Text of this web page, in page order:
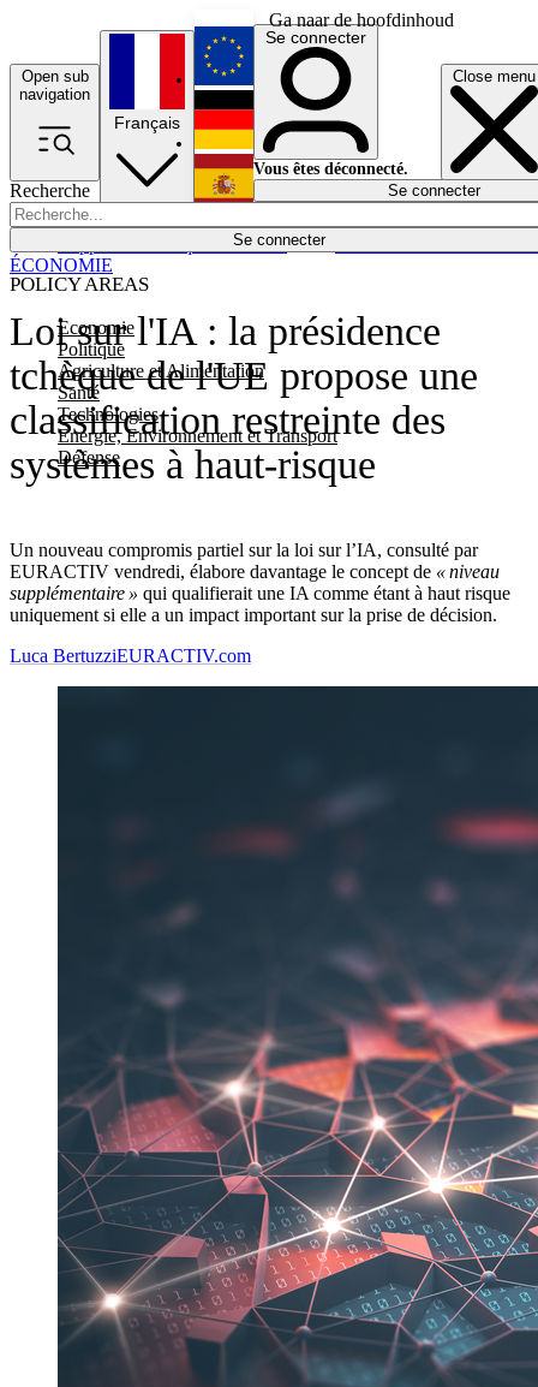
Ga naar de hoofdinhoud
Open sub
navigation
Close menu
Recherche
Se connecter
POLICY AREAS
Economie
Politique
Agriculture et Alimentation
Santé
Technologies
Energie, Environnement et Transport
Défense
Économie
Français
English
Deutsch
Español
Se connecter
Vous êtes déconnecté.
Se connecter
Loi sur l'IA : la présidence
tchèque de l'UE propose une
classification restreinte des
systèmes à haut-risque
Un nouveau compromis partiel sur la loi sur l’IA, consulté par
EURACTIV vendredi, élabore davantage le concept de « niveau
supplémentaire » qui qualifierait une IA comme étant à haut risque
uniquement si elle a un impact important sur la prise de décision.
ÉCONOMIE
Luca BertuzziEURACTIV.com